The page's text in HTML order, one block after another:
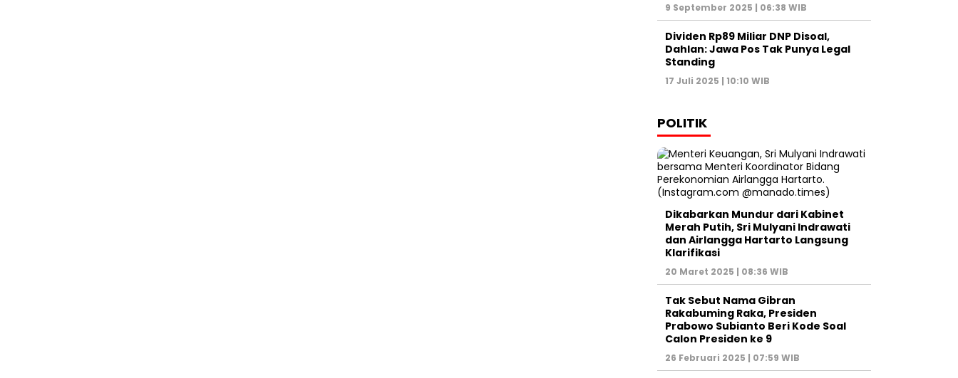
9 September 2025 | 06:38 WIB
Dividen Rp89 Miliar DNP Disoal,
Dahlan: Jawa Pos Tak Punya Legal
Standing
17 Juli 2025 | 10:10 WIB
POLITIK
Dikabarkan Mundur dari Kabinet
Merah Putih, Sri Mulyani Indrawati
dan Airlangga Hartarto Langsung
Klarifikasi
20 Maret 2025 | 08:36 WIB
Tak Sebut Nama Gibran
Rakabuming Raka, Presiden
Prabowo Subianto Beri Kode Soal
Calon Presiden ke 9
26 Februari 2025 | 07:59 WIB